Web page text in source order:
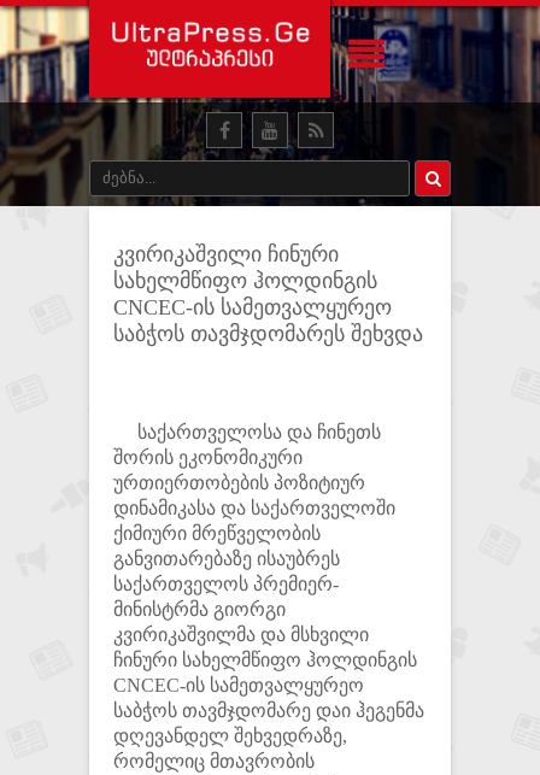
კვირიკაშვილი ჩინური
სახელმწიფო ჰოლდინგის
CNCEC-ის სამეთვალყურეო
საბჭოს თავმჯდომარეს შეხვდა
საქართველოსა და ჩინეთს
შორის ეკონომიკური
ურთიერთობების პოზიტიურ
დინამიკასა და საქართველოში
ქიმიური მრეწველობის
განვითარებაზე ისაუბრეს
საქართველოს პრემიერ-
მინისტრმა გიორგი
კვირიკაშვილმა და მსხვილი
ჩინური სახელმწიფო ჰოლდინგის
CNCEC-ის სამეთვალყურეო
საბჭოს თავმჯდომარე დაი ჰეგენმა
დღევანდელ შეხვედრაზე,
რომელიც მთავრობის